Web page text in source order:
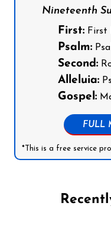
Nineteenth
First: First
Psalm:
Second:
Alleluia:
Gospel:
FULL
*This is a free service